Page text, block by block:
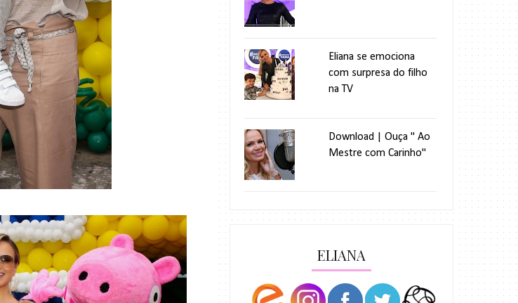
Eliana se emociona
com surpresa do filho
na TV
Download | Ouça " Ao
Mestre com Carinho"
ELIANA